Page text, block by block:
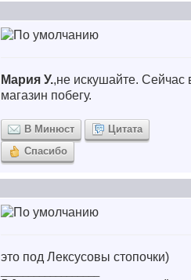
Мария У.,не искушайте. Сейчас
магазин побегу.
В Минюст
Цитата
Спасибо
это под Лексусовы стопочки)